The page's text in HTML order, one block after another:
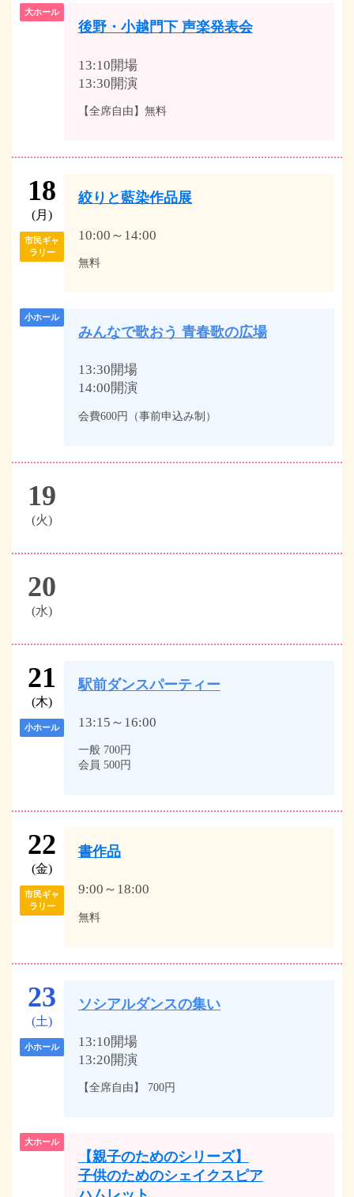
大ホール
後野・小越門下 声楽発表会
13:10開場
13:30開演
【全席自由】無料
18
(月)
市民ギャ
ラリー
絞りと藍染作品展
10:00～14:00
無料
小ホール
みんなで歌おう 青春歌の広場
13:30開場
14:00開演
会費600円（事前申込み制）
19
(火)
20
(水)
21
(木)
小ホール
駅前ダンスパーティー
13:15～16:00
一般 700円
会員 500円
22
(金)
市民ギャ
ラリー
書作品
9:00～18:00
無料
23
(土)
小ホール
ソシアルダンスの集い
13:10開場
13:20開演
【全席自由】 700円
大ホール
【親子のためのシリーズ】
子供のためのシェイクスピア